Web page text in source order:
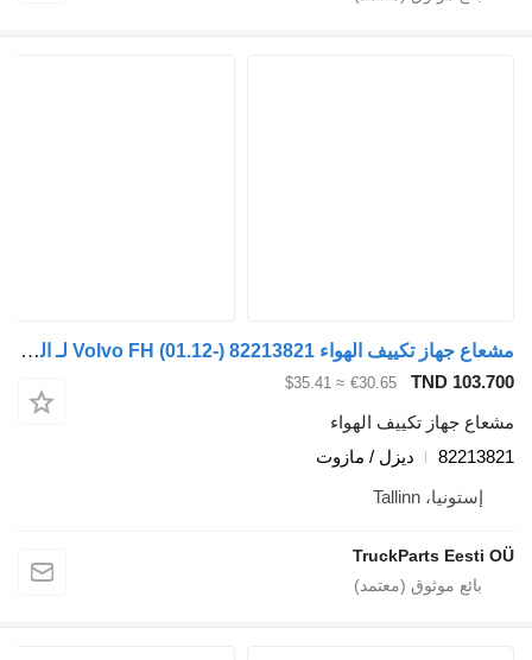
مشعاع جهاز تكييف الهواء Volvo FH (01.12-) 82213821 لـ السيارات القاطرة Volvo FH, FM, FMX-4 series (2013-)
TND
€30.65
≈ $35.41
تكييف الهواء
ديزل / مازوت
TruckParts